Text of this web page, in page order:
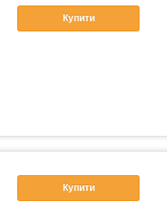
Купити
Купити